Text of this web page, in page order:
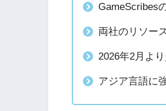
GameScribes
両社のリソー
2026年2月よ
アジア言語に